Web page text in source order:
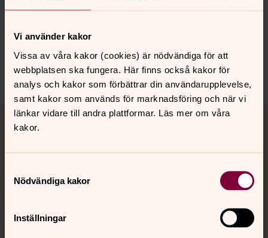
Vi använder kakor
Vissa av våra kakor (cookies) är nödvändiga för att
webbplatsen ska fungera. Här finns också kakor för
analys och kakor som förbättrar din användarupplevelse,
samt kakor som används för marknadsföring och när vi
länkar vidare till andra plattformar. Läs mer om våra
kakor.
Nödvändiga kakor
Inställningar
Senast ändrad 1 oktober 2024
Dela
Tillbaka till toppen
Tillbaka till innehållet
Jourhavande präst
Digitalt brev